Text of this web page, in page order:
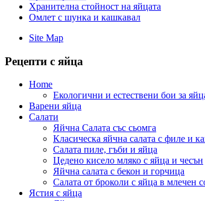
Хранителна стойност на яйцата
Омлет с шунка и кашкавал
Site Map
Рецепти с яйца
Home
Екологични и естествени бои за
Варени яйца
Салати
Яйчна Салата със сьомга
Класическа яйчна салата с филе и
Салата пиле, гъби и яйца
Цедено кисело мляко с яйца и чесън
Яйчна салата с бекон и горчица
Салата от броколи с яйца в млечен
Ястия с яйца